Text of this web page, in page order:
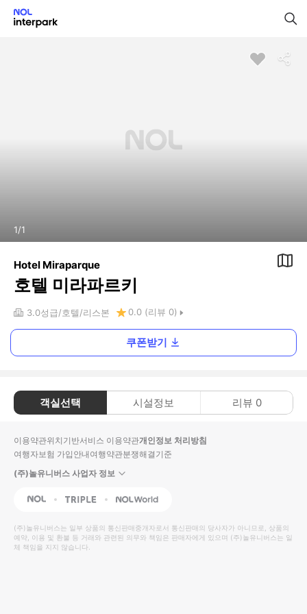
1/1
Hotel Miraparque
호텔 미라파르키
3.0성급 호텔 리스본 0.0 (리뷰 0)
쿠폰받기
객실선택 시설정보 리뷰 0
이용약관위치기반서비스 이용약관개인정보 처리방침
여행자보험 가입안내여행약관분쟁해결기준
(주)놀유니버스 사업자 정보
NOL Triple Interpark Global
(주)놀유니버스는 일부 상품의 통신판매중개자로서 통신판매의 당사자가 아니므로, 상품의
예약, 이용 및 환불 등 거래와 관련된 의무와 책임은 판매자에게 있으며 (주)놀유니버스는 일
체 책임을 지지 않습니다.